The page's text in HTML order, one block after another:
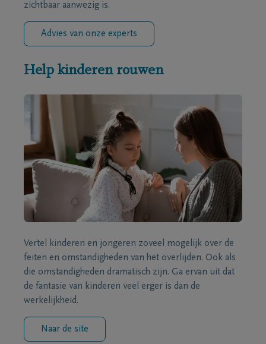
zichtbaar aanwezig is.
Advies van onze experts
Help kinderen rouwen
Vertel kinderen en jongeren zoveel mogelijk over de
feiten en omstandigheden van het overlijden. Ook als
die omstandigheden dramatisch zijn. Ga ervan uit dat
de fantasie van kinderen veel erger is dan de
werkelijkheid.
Naar de site